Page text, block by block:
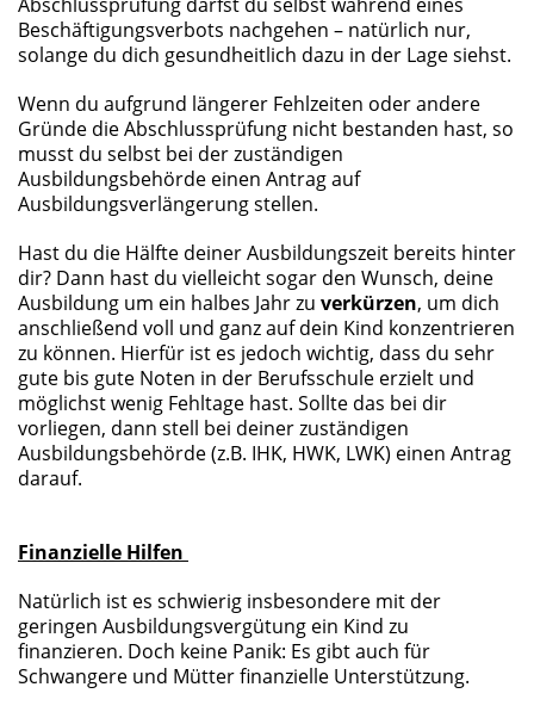
Beschäftigungsverbots nachgehen – natürlich nur,
solange du dich gesundheitlich dazu in der Lage siehst.
Wenn du aufgrund längerer Fehlzeiten oder andere
Gründe die Abschlussprüfung nicht bestanden hast, so
musst du selbst bei der zuständigen
Ausbildungsbehörde einen Antrag auf
Ausbildungsverlängerung stellen.
Hast du die Hälfte deiner Ausbildungszeit bereits hinter
dir? Dann hast du vielleicht sogar den Wunsch, deine
Ausbildung um ein halbes Jahr zu verkürzen, um dich
anschließend voll und ganz auf dein Kind konzentrieren
zu können. Hierfür ist es jedoch wichtig, dass du sehr
gute bis gute Noten in der Berufsschule erzielt und
möglichst wenig Fehltage hast. Sollte das bei dir
vorliegen, dann stell bei deiner zuständigen
Ausbildungsbehörde (z.B. IHK, HWK, LWK) einen Antrag
darauf.
Finanzielle Hilfen
Natürlich ist es schwierig insbesondere mit der
geringen Ausbildungsvergütung ein Kind zu
finanzieren. Doch keine Panik: Es gibt auch für
Schwangere und Mütter finanzielle Unterstützung.